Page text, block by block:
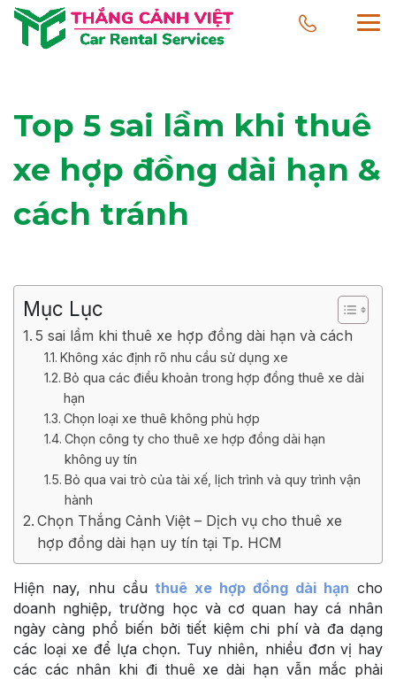
Top 5 sai lầm khi thuê
xe hợp đồng dài hạn &
cách tránh
Mục Lục
5 sai lầm khi thuê xe hợp đồng dài hạn và cách
Không xác định rõ nhu cầu sử dụng xe
Bỏ qua các điều khoản trong hợp đồng thuê xe dài
hạn
Chọn loại xe thuê không phù hợp
Chọn công ty cho thuê xe hợp đồng dài hạn
không uy tín
Bỏ qua vai trò của tài xế, lịch trình và quy trình vận
hành
Chọn Thắng Cảnh Việt – Dịch vụ cho thuê xe
hợp đồng dài hạn uy tín tại Tp. HCM
Hiện nay, nhu cầu thuê xe hợp đồng dài hạn cho
doanh nghiệp, trường học và cơ quan hay cá nhân
ngày càng phổ biến bởi tiết kiệm chi phí và đa dạng
các loại xe để lựa chọn. Tuy nhiên, nhiều đơn vị hay
các các nhân khi đi thuê xe dài hạn vẫn mắc phải